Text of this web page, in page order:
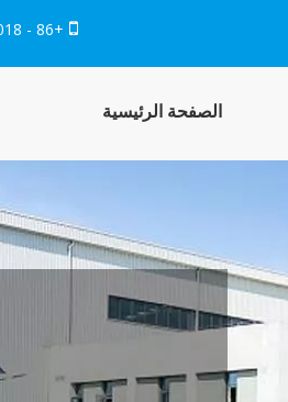

+86 - 17806251018
الصفحة الرئيسية